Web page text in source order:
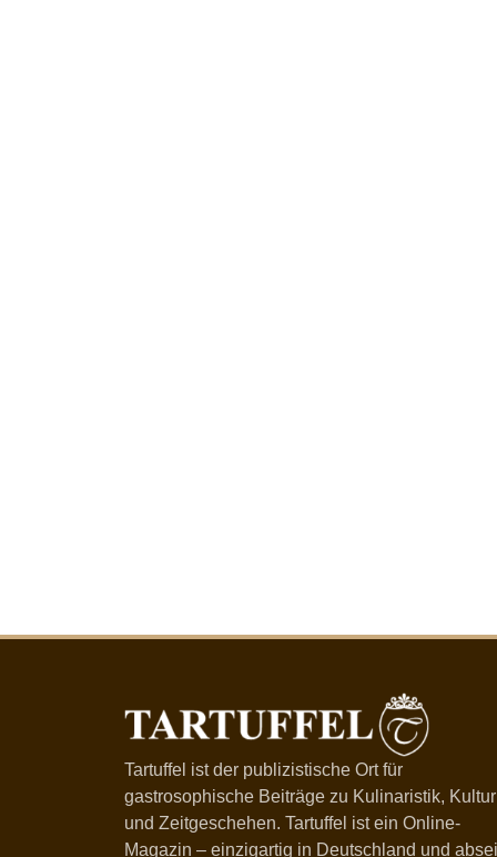
Tartuffel ist der publizistische Ort für
gastrosophische Beiträge zu Kulinaristik, Kultur
und Zeitgeschehen. Tartuffel ist ein Online-
Magazin – einzigartig in Deutschland und